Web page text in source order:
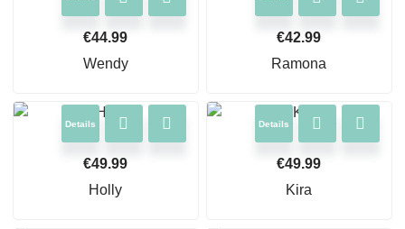
€44.99
Wendy
€42.99
Ramona
Details
€49.99
Holly
Details
€49.99
Kira